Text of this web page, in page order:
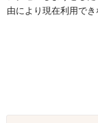
由により現在利用で